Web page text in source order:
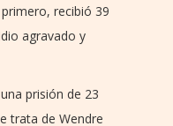
recibió 39
agravado y
prisión de 23
trata de Wendre